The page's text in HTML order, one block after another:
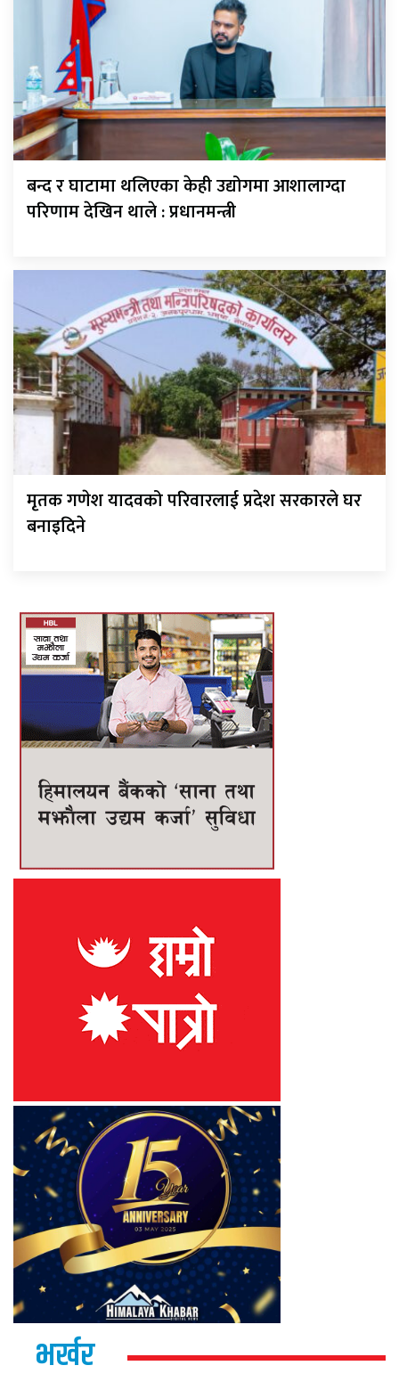
बन्द र घाटामा थलिएका केही उद्योगमा आशालाग्दा
परिणाम देखिन थाले : प्रधानमन्त्री
मृतक गणेश यादवको परिवारलाई प्रदेश सरकारले घर
बनाइदिने
भर्खर